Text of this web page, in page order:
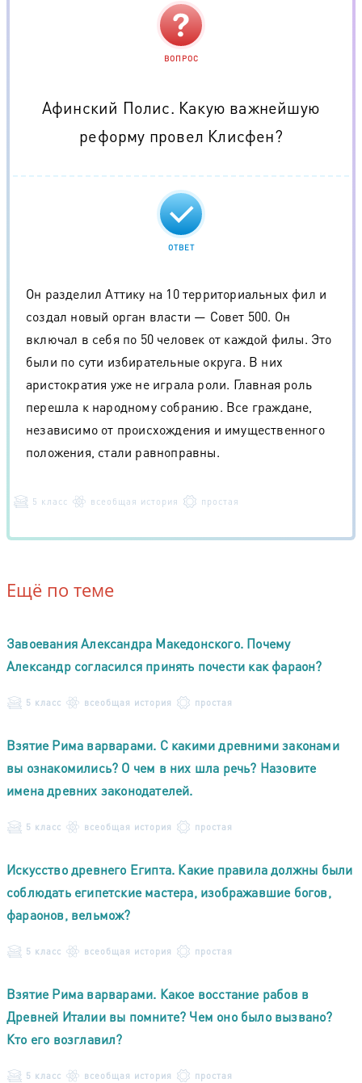
ВОПРОС
Афинский Полис. Какую важнейшую
реформу провел Клисфен?
ОТВЕТ
Он разделил Аттику на 10 территориальных фил и
создал новый орган власти — Совет 500. Он
включал в себя по 50 человек от каждой филы. Это
были по сути избирательные округа. В них
аристократия уже не играла роли. Главная роль
перешла к народному собранию. Все граждане,
независимо от происхождения и имущественного
положения, стали равноправны.
5 класс всеобщая история простая
Ещё по теме
Завоевания Александра Македонского. Почему
Александр согласился принять почести как фараон?
5 класс всеобщая история простая
Взятие Рима варварами. С какими древними законами
вы ознакомились? О чем в них шла речь? Назовите
имена древних законодателей.
5 класс всеобщая история простая
Искусство древнего Египта. Какие правила должны были
соблюдать египетские мастера, изображавшие богов,
фараонов, вельмож?
5 класс всеобщая история простая
Взятие Рима варварами. Какое восстание рабов в
Древней Италии вы помните? Чем оно было вызвано?
Кто его возглавил?
5 класс всеобщая история простая